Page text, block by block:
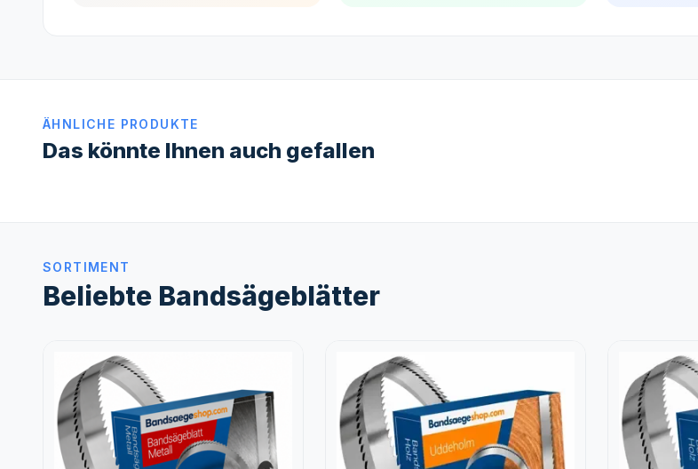
ÄHNLICHE PRODUKTE
Das könnte Ihnen auch gefallen
SORTIMENT
Beliebte Bandsägeblätter